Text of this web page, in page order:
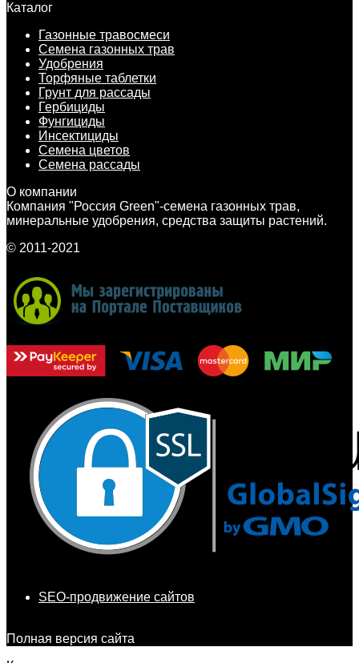
Каталог
Газонные травосмеси
Семена газонных трав
Удобрения
Торфяные таблетки
Грунт для рассады
Гербициды
Фунгициды
Инсектициды
Семена цветов
Семена рассады
О компании
Компания "Россия Green"-семена газонных трав,
минеральные удобрения, средства защиты растений.
© 2011-2021
SEO-продвижение сайтов
Полная версия сайта